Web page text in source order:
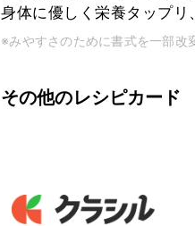
身体に優しく栄養タップ
※みやすさのために書式を一部改
その他のレシピカード